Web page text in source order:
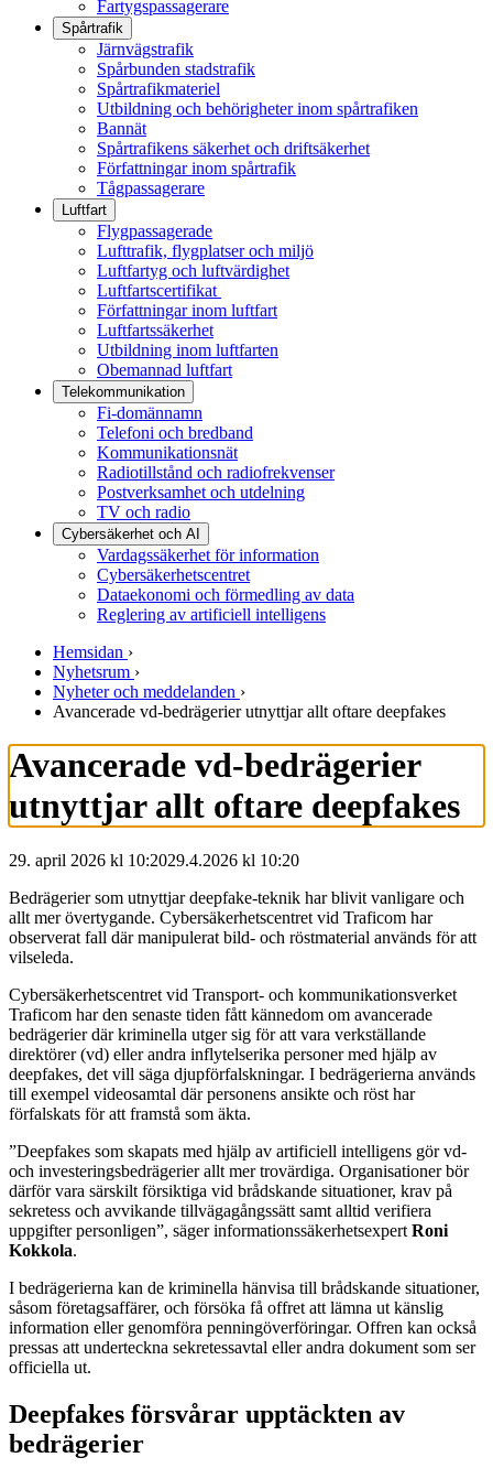
Fartygspassagerare
Spårtrafik
Järnvägstrafik
Spårbunden stadstrafik
Spårtrafikmateriel
Utbildning och behörigheter inom spårtrafiken
Bannät
Spårtrafikens säkerhet och driftsäkerhet
Författningar inom spårtrafik
Tågpassagerare
Luftfart
Flygpassagerade
Lufttrafik, flygplatser och miljö
Luftfartyg och luftvärdighet
Luftfartscertifikat
Författningar inom luftfart
Luftfartssäkerhet
Utbildning inom luftfarten
Obemannad luftfart
Telekommunikation
Fi-domännamn
Telefoni och bredband
Kommunikationsnät
Radiotillstånd och radiofrekvenser
Postverksamhet och utdelning
TV och radio
Cybersäkerhet och AI
Vardagssäkerhet för information
Cybersäkerhetscentret
Dataekonomi och förmedling av data
Reglering av artificiell intelligens
Hemsidan ›
Nyhetsrum ›
Nyheter och meddelanden ›
Avancerade vd-bedrägerier utnyttjar allt oftare deepfakes
Avancerade vd-bedrägerier
utnyttjar allt oftare deepfakes
29. april 2026 kl 10:2029.4.2026 kl 10:20
Bedrägerier som utnyttjar deepfake-teknik har blivit vanligare och
allt mer övertygande. Cybersäkerhetscentret vid Traficom har
observerat fall där manipulerat bild- och röstmaterial används för att
vilseleda.
Cybersäkerhetscentret vid Transport- och kommunikationsverket
Traficom har den senaste tiden fått kännedom om avancerade
bedrägerier där kriminella utger sig för att vara verkställande
direktörer (vd) eller andra inflytelserika personer med hjälp av
deepfakes, det vill säga djupförfalskningar. I bedrägerierna används
till exempel videosamtal där personens ansikte och röst har
förfalskats för att framstå som äkta.
”Deepfakes som skapats med hjälp av artificiell intelligens gör vd-
och investeringsbedrägerier allt mer trovärdiga. Organisationer bör
därför vara särskilt försiktiga vid brådskande situationer, krav på
sekretess och avvikande tillvägagångssätt samt alltid verifiera
uppgifter personligen”, säger informationssäkerhetsexpert Roni
Kokkola.
I bedrägerierna kan de kriminella hänvisa till brådskande situationer,
såsom företagsaffärer, och försöka få offret att lämna ut känslig
information eller genomföra penningöverföringar. Offren kan också
pressas att underteckna sekretessavtal eller andra dokument som ser
officiella ut.
Deepfakes försvårar upptäckten av
bedrägerier